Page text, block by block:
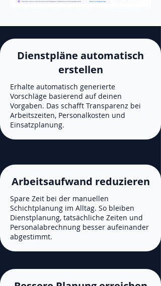
Dienstpläne automatisch
erstellen
Erhalte automatisch generierte
Vorschläge basierend auf deinen
Vorgaben. Das schafft Transparenz bei
Arbeitszeiten, Personalkosten und
Einsatzplanung.
Arbeitsaufwand reduzieren
Spare Zeit bei der manuellen
Schichtplanung im Alltag. So bleiben
Dienstplanung, tatsächliche Zeiten und
Personalabrechnung besser aufeinander
abgestimmt.